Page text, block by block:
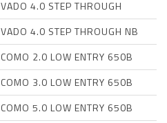
VADO 4.0 STEP THROUGH
VADO 4.0 STEP THROUGH NB
COMO 2.0 LOW ENTRY 650B
COMO 3.0 LOW ENTRY 650B
COMO 5.0 LOW ENTRY 650B